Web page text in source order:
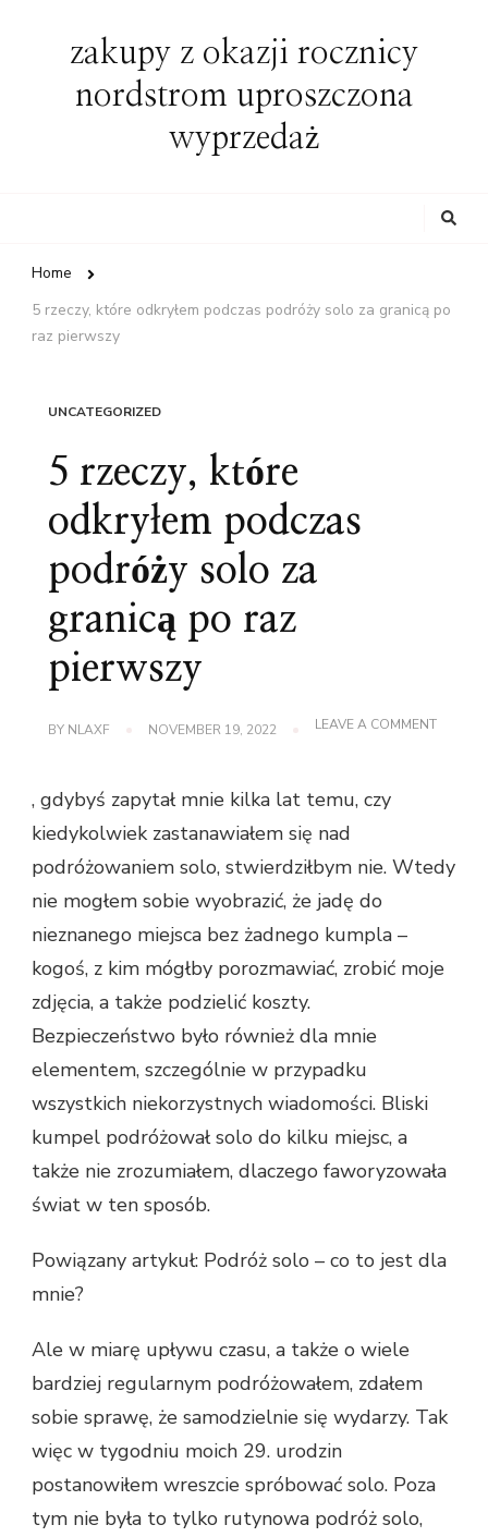
zakupy z okazji rocznicy
nordstrom uproszczona
wyprzedaż
Home
5 rzeczy, które odkryłem podczas podróży solo za granicą po
raz pierwszy
UNCATEGORIZED
5 rzeczy, które
odkryłem podczas
podróży solo za
granicą po raz
pierwszy
BY NLAXF NOVEMBER 19, 2022 LEAVE A COMMENTON
ZA
, gdybyś zapytał mnie kilka lat temu, czy
kiedykolwiek zastanawiałem się nad
podróżowaniem solo, stwierdziłbym nie. Wtedy
nie mogłem sobie wyobrazić, że jadę do
nieznanego miejsca bez żadnego kumpla –
kogoś, z kim mógłby porozmawiać, zrobić moje
zdjęcia, a także podzielić koszty.
Bezpieczeństwo było również dla mnie
elementem, szczególnie w przypadku
wszystkich niekorzystnych wiadomości. Bliski
kumpel podróżował solo do kilku miejsc, a
także nie zrozumiałem, dlaczego faworyzowała
świat w ten sposób.
Powiązany artykuł: Podróż solo – co to jest dla
mnie?
Ale w miarę upływu czasu, a także o wiele
bardziej regularnym podróżowałem, zdałem
sobie sprawę, że samodzielnie się wydarzy. Tak
więc w tygodniu moich 29. urodzin
postanowiłem wreszcie spróbować solo. Poza
tym nie była to tylko rutynowa podróż solo,